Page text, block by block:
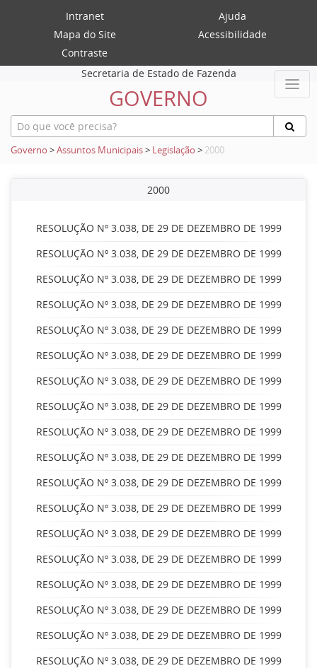
Intranet
Ajuda
Mapa do Site
Acessibilidade
Contraste
Secretaria de Estado de Fazenda
GOVERNO
Governo >Assuntos Municipais> Legislação > 2000
2000
RESOLUÇÃO Nº 3.038, DE 29 DE DEZEMBRO DE 1999
RESOLUÇÃO Nº 3.038, DE 29 DE DEZEMBRO DE 1999
RESOLUÇÃO Nº 3.038, DE 29 DE DEZEMBRO DE 1999
RESOLUÇÃO Nº 3.038, DE 29 DE DEZEMBRO DE 1999
RESOLUÇÃO Nº 3.038, DE 29 DE DEZEMBRO DE 1999
RESOLUÇÃO Nº 3.038, DE 29 DE DEZEMBRO DE 1999
RESOLUÇÃO Nº 3.038, DE 29 DE DEZEMBRO DE 1999
RESOLUÇÃO Nº 3.038, DE 29 DE DEZEMBRO DE 1999
RESOLUÇÃO Nº 3.038, DE 29 DE DEZEMBRO DE 1999
RESOLUÇÃO Nº 3.038, DE 29 DE DEZEMBRO DE 1999
RESOLUÇÃO Nº 3.038, DE 29 DE DEZEMBRO DE 1999
RESOLUÇÃO Nº 3.038, DE 29 DE DEZEMBRO DE 1999
RESOLUÇÃO Nº 3.038, DE 29 DE DEZEMBRO DE 1999
RESOLUÇÃO Nº 3.038, DE 29 DE DEZEMBRO DE 1999
RESOLUÇÃO Nº 3.038, DE 29 DE DEZEMBRO DE 1999
RESOLUÇÃO Nº 3.038, DE 29 DE DEZEMBRO DE 1999
RESOLUÇÃO Nº 3.038, DE 29 DE DEZEMBRO DE 1999
RESOLUÇÃO Nº 3.038, DE 29 DE DEZEMBRO DE 1999